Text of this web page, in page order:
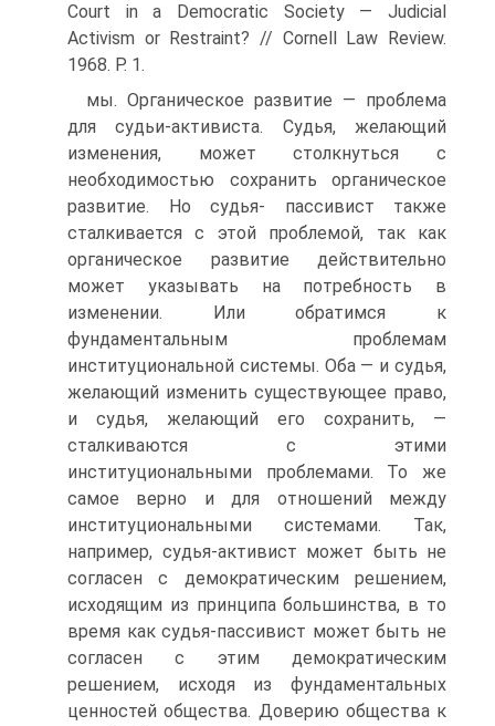
Court in a Democratic Society — Judicial
Activism or Restraint? // Cornell Law Review.
1968. P. 1.
мы. Органическое развитие — проблема
для судьи-активиста. Судья, желающий
изменения, может столкнуться с
необходимостью сохранить органическое
развитие. Но судья- пассивист также
сталкивается с этой проблемой, так как
органическое развитие действительно
может указывать на потребность в
изменении. Или обратимся к
фундаментальным проблемам
институциональной системы. Оба — и судья,
желающий изменить существующее право,
и судья, желающий его сохранить, —
сталкиваются с этими
институциональными проблемами. То же
самое верно и для отношений между
институциональными системами. Так,
например, судья-активист может быть не
согласен с демократическим решением,
исходящим из принципа большинства, в то
время как судья-пассивист может быть не
согласен с этим демократическим
решением, исходя из фундаментальных
ценностей общества. Доверию общества к